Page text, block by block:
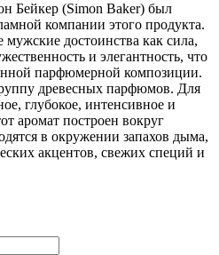
Бейкер (Simon Baker) был
компании этого продукта.
мужские достоинства как сила,
и элегантность, что
парфюмерной композиции.
древесных парфюмов. Для
глубокое, интенсивное и
аромат построен вокруг
в окружении запахов дыма,
акцентов, свежих специй и